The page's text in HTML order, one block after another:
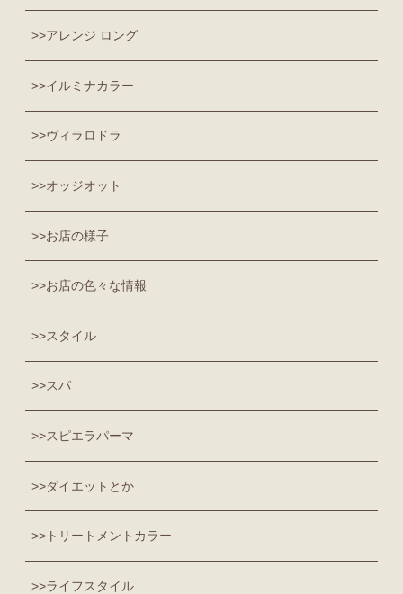
アレンジ ロング
イルミナカラー
ヴィラロドラ
オッジオット
お店の様子
お店の色々な情報
スタイル
スパ
スピエラパーマ
ダイエットとか
トリートメントカラー
ライフスタイル